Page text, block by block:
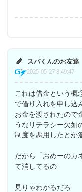
スパくんのお友達
2025-05-27 8:49:47
これは借金という概
で借り入れを申し込
お金を渡されたので
うなリテラシー欠如
制度を悪用したとか
だから「おめーのカ
て消してるの
見りゃわかるだろ